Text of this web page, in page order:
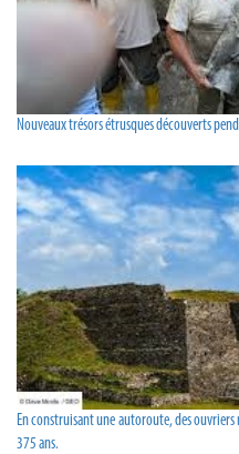
Nouveaux trésors étrusques découverts
En construisant une autoroute, des
375 ans.